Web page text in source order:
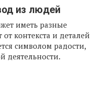
из людей
иметь разные
контекста и деталей
символом радости,
деятельности.